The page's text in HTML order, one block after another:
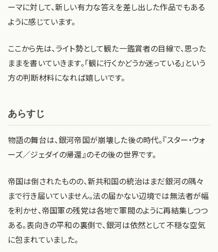
ーマに対して、新しい有力な答えを差し出した作品でもある
ように感じています。
ここから先は、ライト勢として観た一鑑賞者の目線で、思った
ままを書いていきます。「観に行くかどうか迷っている」という
方の判断材料になれば嬉しいです。
あらすじ
物語の舞台は、銀河帝国が崩壊した後の時代。『スター・ウォ
ーズ／ジェダイの帰還』のその後の世界です。
帝国は倒されたものの、新共和国の統治はまだ銀河の隅々
まで行き届いていません。法の届かない辺境では無法者が幅
を利かせ、帝国軍の残党は各地で軍閥のように再結集しつつ
ある。表向きの平和の裏側で、銀河は依然として不穏な空気
に包まれていました。